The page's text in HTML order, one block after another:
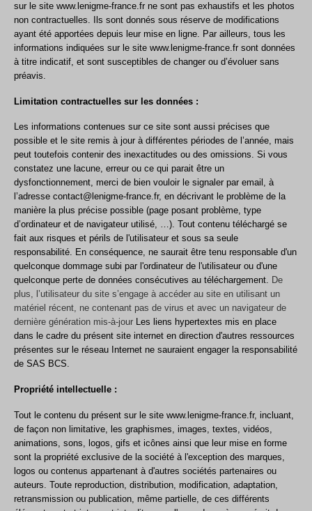
sur le site www.lenigme-france.fr ne sont pas exhaustifs et les photos
non contractuelles. Ils sont donnés sous réserve de modifications
ayant été apportées depuis leur mise en ligne. Par ailleurs, tous les
informations indiquées sur le site www.lenigme-france.fr sont données
à titre indicatif, et sont susceptibles de changer ou d’évoluer sans
préavis.
Limitation contractuelles sur les données :
Les informations contenues sur ce site sont aussi précises que
possible et le site remis à jour à différentes périodes de l’année, mais
peut toutefois contenir des inexactitudes ou des omissions. Si vous
constatez une lacune, erreur ou ce qui parait être un
dysfonctionnement, merci de bien vouloir le signaler par email, à
l’adresse contact@lenigme-france.fr, en décrivant le problème de la
manière la plus précise possible (page posant problème, type
d’ordinateur et de navigateur utilisé, …). Tout contenu téléchargé se
fait aux risques et périls de l'utilisateur et sous sa seule
responsabilité. En conséquence, ne saurait être tenu responsable d'un
quelconque dommage subi par l'ordinateur de l'utilisateur ou d'une
quelconque perte de données consécutives au téléchargement. De
plus, l’utilisateur du site s’engage à accéder au site en utilisant un
matériel récent, ne contenant pas de virus et avec un navigateur de
dernière génération mis-à-jour Les liens hypertextes mis en place
dans le cadre du présent site internet en direction d'autres ressources
présentes sur le réseau Internet ne sauraient engager la responsabilité
de SAS BCS.
Propriété intellectuelle :
Tout le contenu du présent sur le site www.lenigme-france.fr, incluant,
de façon non limitative, les graphismes, images, textes, vidéos,
animations, sons, logos, gifs et icônes ainsi que leur mise en forme
sont la propriété exclusive de la société à l'exception des marques,
logos ou contenus appartenant à d'autres sociétés partenaires ou
auteurs. Toute reproduction, distribution, modification, adaptation,
retransmission ou publication, même partielle, de ces différents